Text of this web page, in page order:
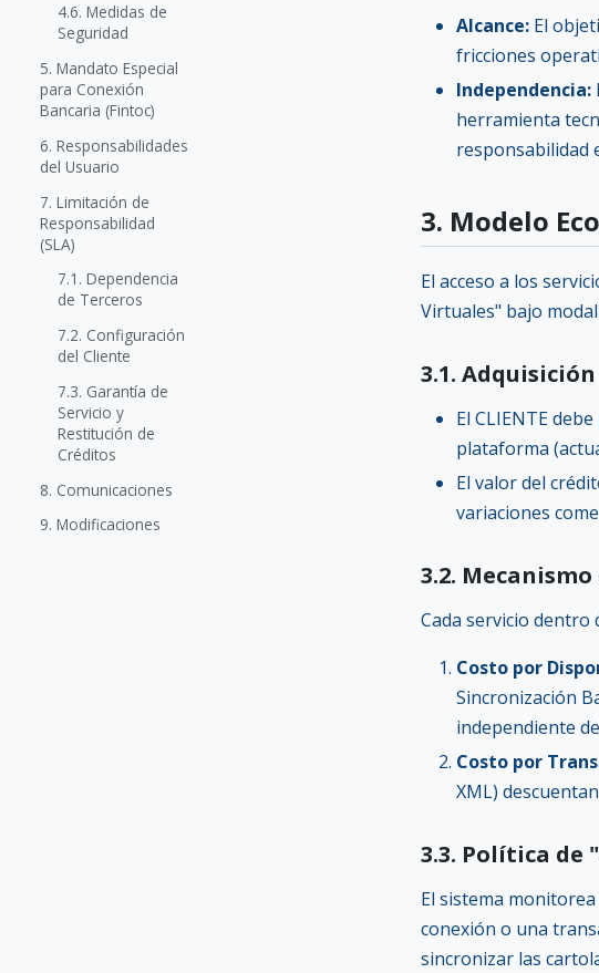
4.6. Medidas de
Seguridad
5. Mandato Especial
para Conexión
Bancaria (Fintoc)
6. Responsabilidades
del Usuario
7. Limitación de
Responsabilidad
(SLA)
7.1. Dependencia
de Terceros
7.2. Configuración
del Cliente
7.3. Garantía de
Servicio y
Restitución de
Créditos
8. Comunicaciones
9. Modificaciones
Alcance: El
fricciones
Independencia:
herramienta
responsabilidad
3. Modelo
El acceso a los
Virtuales" bajo
3.1.
El CLIENTE
plataforma
El valor del
variaciones
3.2.
Cada servicio dentro
Costo por
Sincronización
independiente
Costo por
XML)
3.3. Política de
El sistema
conexión o una
sincronizar las